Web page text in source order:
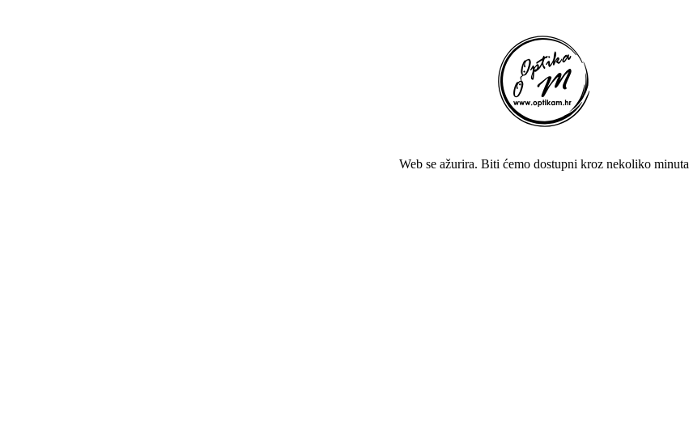
Web se ažurira. Biti ćemo dostupni kroz nekoliko minuta